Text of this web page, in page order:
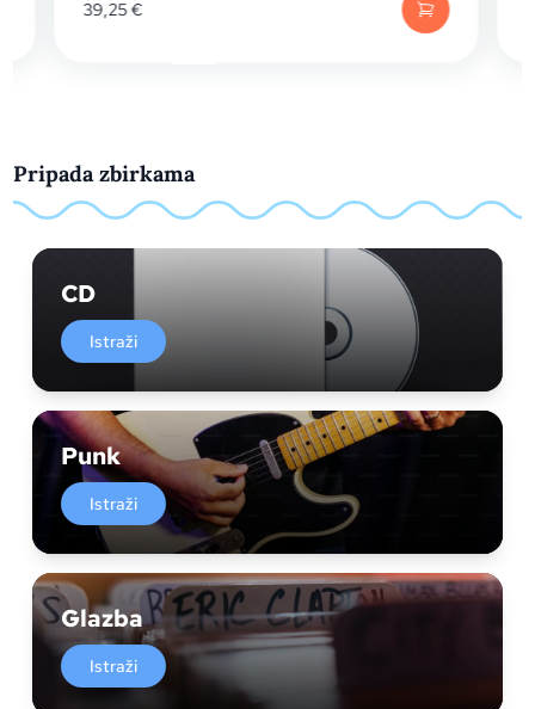
20,30 €
Pripada zbirkama
CD
Istraži
Punk
Istraži
Glazba
Istraži